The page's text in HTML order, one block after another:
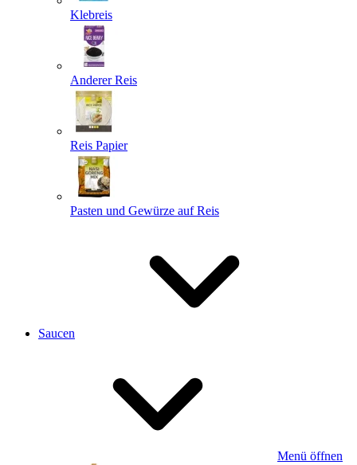
Klebreis
Anderer Reis
Reis Papier
Pasten und Gewürze auf Reis
Saucen
Menü öffnen